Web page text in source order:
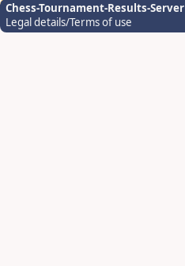
Chess-Tournament-Results-Server
Legal details/Terms of use